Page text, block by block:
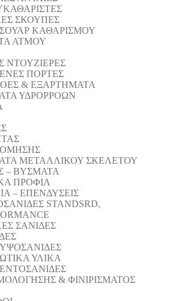
ΣΚΟΥΠΕΣ
ΚΑΘΑΡΙΣΜΟΥ
ΑΤΜΟΥ
ΝΤΟΥΖΙΕΡΕΣ
ΠΟΡΤΕΣ
& ΕΞΑΡΤΗΜΑΤΑ
ΥΔΡΟΡΡΟΩΝ
ΜΕΤΑΛΛΙΚΟΥ ΣΚΕΛΕΤΟΥ
– ΒΥΣΜΑΤΑ
ΠΡΟΦΙΛ
– ΕΠΕΝΔΥΣΕΙΣ
STANDSRD,
ΣΑΝΙΔΕΣ
ΥΛΙΚΑ
& ΦΙΝΙΡΙΣΜΑΤΟΣ